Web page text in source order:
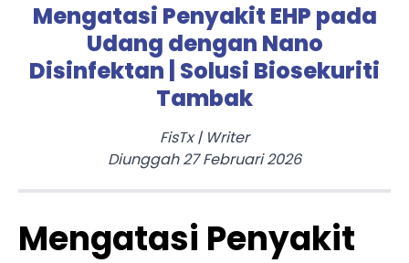
Mengatasi Penyakit EHP pada
Udang dengan Nano
Disinfektan | Solusi Biosekuriti
Tambak
FisTx| Writer
Diunggah 27 Februari 2026
Mengatasi Penyakit